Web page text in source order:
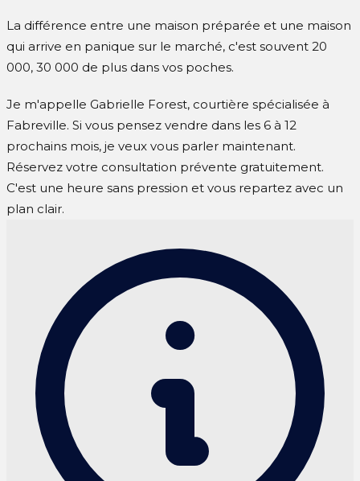
La différence entre une maison préparée et une maison
qui arrive en panique sur le marché, c'est souvent 20
000, 30 000 de plus dans vos poches.
Je m'appelle Gabrielle Forest, courtière spécialisée à
Fabreville. Si vous pensez vendre dans les 6 à 12
prochains mois, je veux vous parler maintenant.
Réservez votre consultation prévente gratuitement.
C'est une heure sans pression et vous repartez avec un
plan clair.